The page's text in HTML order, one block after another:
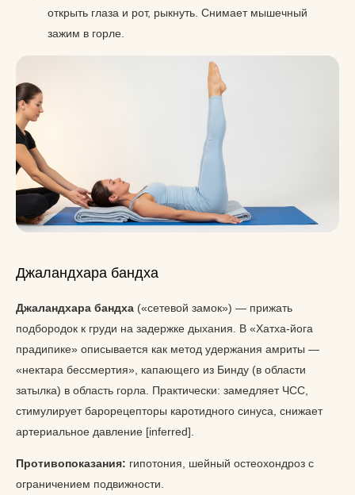
открыть глаза и рот, рыкнуть. Снимает мышечный
зажим в горле.
Джаландхара бандха
Джаландхара бандха («сетевой замок») — прижать
подбородок к груди на задержке дыхания. В «Хатха-йога
прадипике» описывается как метод удержания амриты —
«нектара бессмертия», капающего из Бинду (в области
затылка) в область горла. Практически: замедляет ЧСС,
стимулирует барорецепторы каротидного синуса, снижает
артериальное давление [inferred].
Противопоказания: гипотония, шейный остеохондроз с
ограничением подвижности.